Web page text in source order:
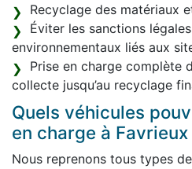
Recyclage des matériaux
Éviter les sanctions
environnementaux liés aux
Prise en charge complète
collecte jusqu’au recyclage
Quels véhicules
en charge à Favrieux
Nous reprenons tous types